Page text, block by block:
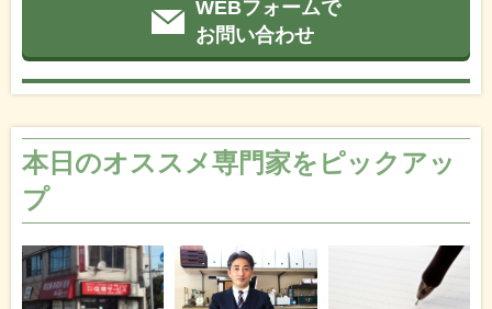
WEBフォームで
お問い合わせ
本日のオススメ専門家をピックアッ
プ